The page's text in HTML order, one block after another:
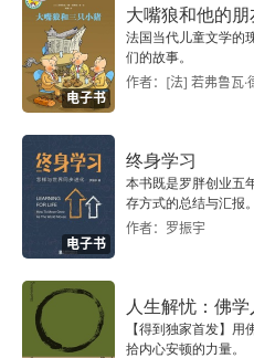
三 从张骞的驼队到郑和的
四 中国古代的外来文明
一 地理环境对民族关系的
二 “中国”与“天下”
三 华夷界限与天下一统
四 统一的经济基础
电子书
大嘴狼和他的
法国当代儿童文学的
们的故事。
作者：[法] 若弗鲁瓦·
电子书
终身学习
本书既是罗胖创业五
存方式的总结与汇报。
作者：罗振宇
人生解忧：佛
【得到独家首发】
拾内心安顿的力量。